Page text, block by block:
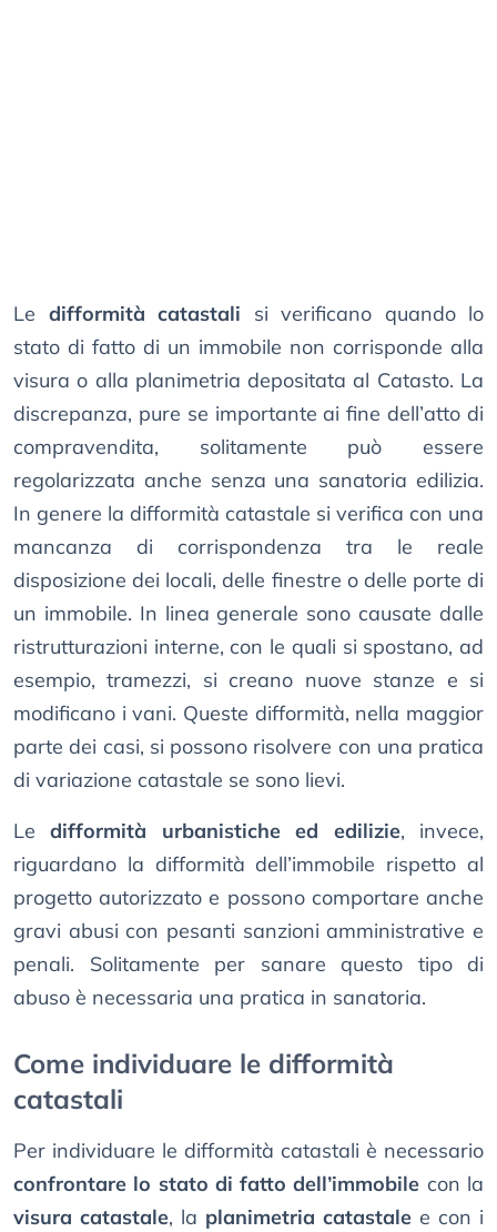
Le difformità catastali si verificano quando lo
stato di fatto di un immobile non corrisponde alla
visura o alla planimetria depositata al Catasto. La
discrepanza, pure se importante ai fine dell’atto di
compravendita, solitamente può essere
regolarizzata anche senza una sanatoria edilizia.
In genere la difformità catastale si verifica con una
mancanza di corrispondenza tra le reale
disposizione dei locali, delle finestre o delle porte di
un immobile. In linea generale sono causate dalle
ristrutturazioni interne, con le quali si spostano, ad
esempio, tramezzi, si creano nuove stanze e si
modificano i vani. Queste difformità, nella maggior
parte dei casi, si possono risolvere con una pratica
di variazione catastale se sono lievi.
Ledifformità urbanistiche ed edilizie, invece,
riguardano la difformità dell’immobile rispetto al
progetto autorizzato e possono comportare anche
gravi abusi con pesanti sanzioni amministrative e
penali. Solitamente per sanare questo tipo di
abuso è necessaria una pratica in sanatoria.
Come individuare le difformità
catastali
Per individuare le difformità catastali è necessario
confrontare lo stato di fatto dell’immobile con la
visura catastale, la planimetria catastale e con i